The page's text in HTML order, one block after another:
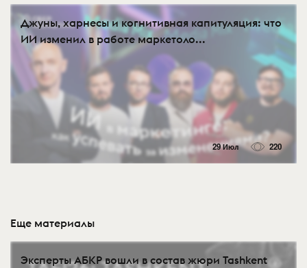
Джуны, харнесы и когнитивная капитуляция: что
ИИ изменил в работе маркетоло...
29 Июл 220
Еще материалы
Эксперты АБКР вошли в состав жюри Tashkent